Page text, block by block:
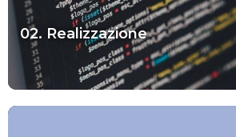
02. Realizzazione